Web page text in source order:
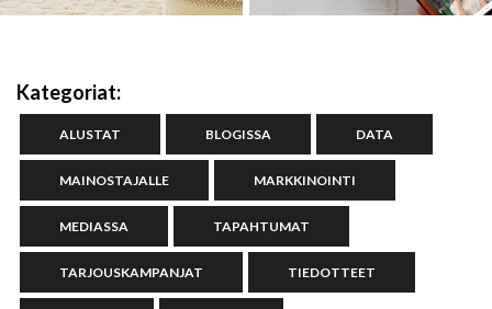
Kategoriat:
ALUSTAT BLOGISSA DATA
MAINOSTAJALLE MARKKINOINTI
MEDIASSA TAPAHTUMAT
TARJOUSKAMPANJAT TIEDOTTEET